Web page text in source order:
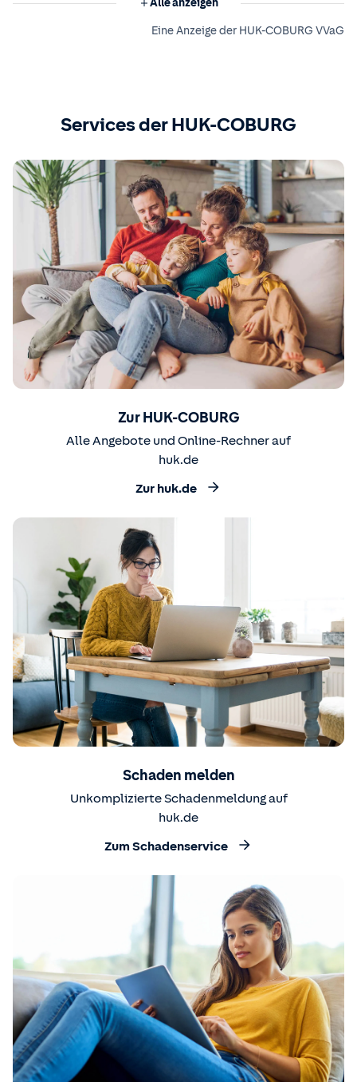
Alle anzeigen
Eine Anzeige der HUK-COBURG VVaG
Services der HUK-COBURG
Zur HUK-COBURG
Alle Angebote und Online-Rechner auf
huk.de
Zur huk.de
Schaden melden
Unkomplizierte Schadenmeldung auf
huk.de
Zum Schadenservice